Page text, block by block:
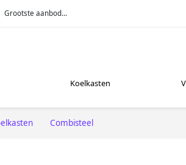
Grootste aanbod...
Koelkasten
Combisteel